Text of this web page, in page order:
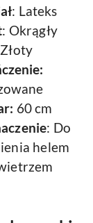
: Lateks
: Okrągły
60 cm
: Do
helem